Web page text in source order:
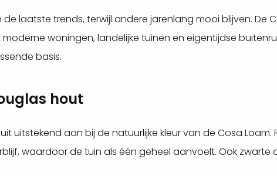
de laatste trends, terwijl andere jarenlang mooi blijven.
woningen, landelijke tuinen en eigentijdse
basis.
hout
uitstekend aan bij de natuurlijke kleur van de Cosa Loam.
waardoor de tuin als één geheel aanvoelt. Ook